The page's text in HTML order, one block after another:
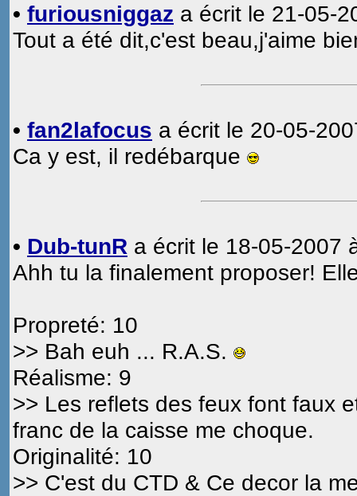
• furiousniggaz a écrit le 21-05-
Tout a été dit,c'est beau,j'aime
• fan2lafocus a écrit le 20-05-
Ca y est, il redébarque
• Dub-tunR a écrit le 18-05-2007
Ahh tu la finalement proposer!
Propreté: 10
>> Bah euh ... R.A.S.
Réalisme: 9
>> Les reflets des feux font faux
franc de la caisse me choque.
Originalité: 10
>> C'est du CTD & Ce decor la